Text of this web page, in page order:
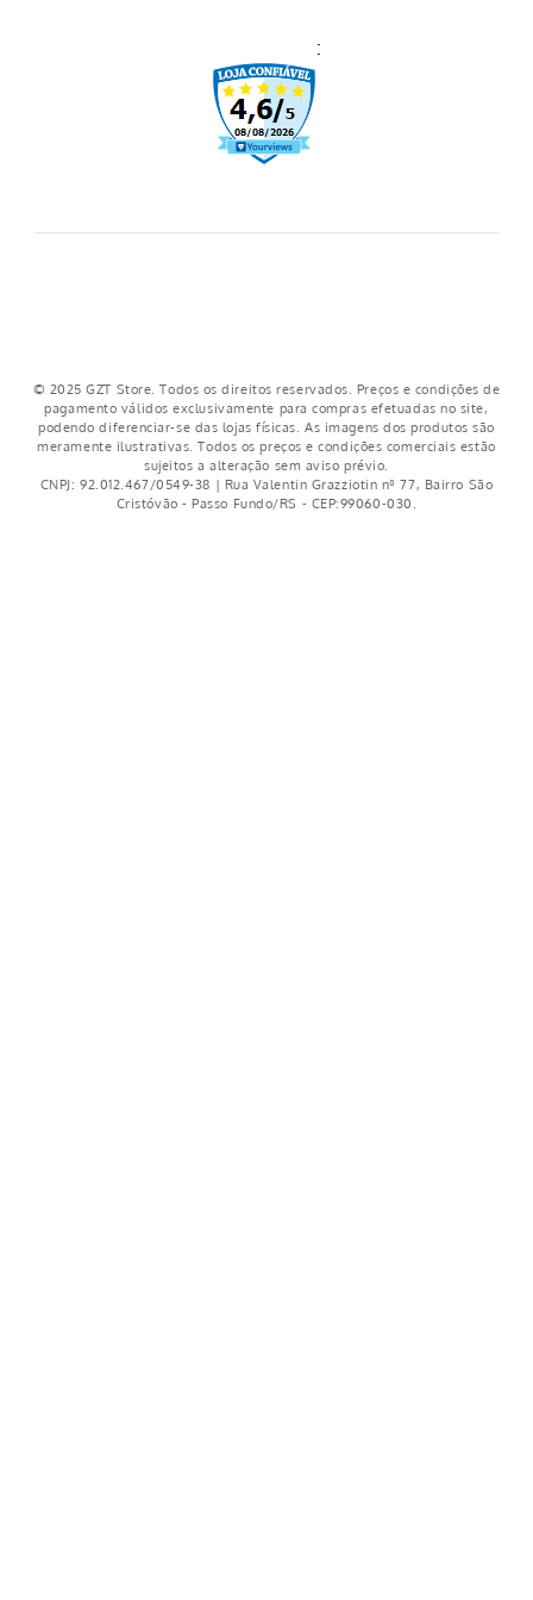
:
© 2025 GZT Store. Todos os direitos reservados. Preços e condições de
pagamento válidos exclusivamente para compras efetuadas no site,
podendo diferenciar-se das lojas físicas. As imagens dos produtos são
meramente ilustrativas. Todos os preços e condições comerciais estão
sujeitos a alteração sem aviso prévio.
CNPJ: 92.012.467/0549-38 | Rua Valentin Grazziotin nº 77, Bairro São
Cristóvão - Passo Fundo/RS - CEP:99060-030.